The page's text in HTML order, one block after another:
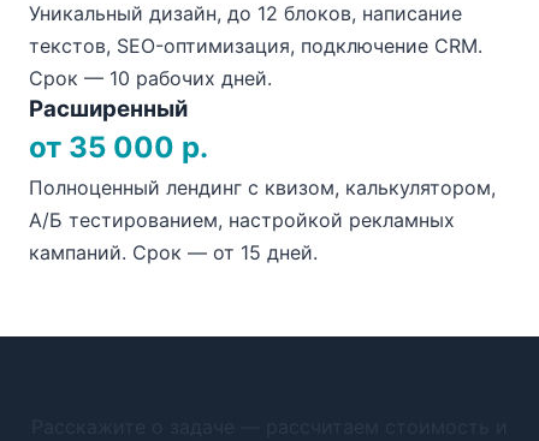
Уникальный дизайн, до 12 блоков, написание
текстов, SEO-оптимизация, подключение CRM.
Срок — 10 рабочих дней.
Расширенный
от 35 000 р.
Полноценный лендинг с квизом, калькулятором,
А/Б тестированием, настройкой рекламных
кампаний. Срок — от 15 дней.